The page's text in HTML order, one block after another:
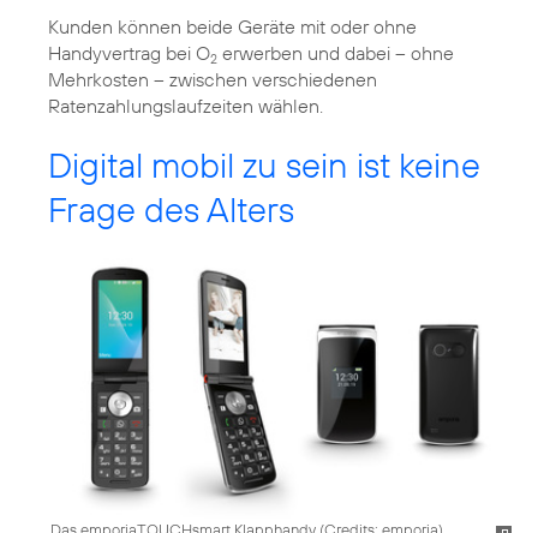
Kunden können beide Geräte mit oder ohne
Handyvertrag bei O2 erwerben und dabei – ohne
Mehrkosten – zwischen verschiedenen
Ratenzahlungslaufzeiten wählen.
Digital mobil zu sein ist keine
Frage des Alters
Das emporiaTOUCHsmart Klapphandy (Credits: emporia)